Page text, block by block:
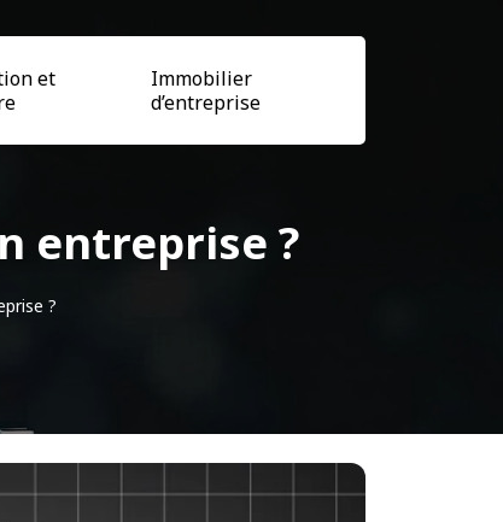
et
Immobilier
d’entreprise
entreprise ?
?